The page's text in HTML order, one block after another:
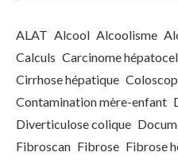
ALAT Alcool Alcoolisme
Calculs Carcinome
Cirrhose hépatique
Contamination mère-enfant
Diverticulose colique
Fibroscan Fibrose Fibrose